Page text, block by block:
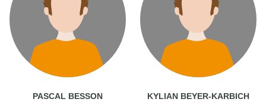
PASCAL BESSON KYLIAN BEYER-KARBICH